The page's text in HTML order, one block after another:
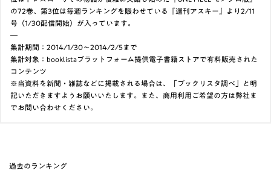
の72巻、第3位は毎週ランキングを賑わせている『週刊アスキー』より2/11
号（1/30配信開始）が入っています。
―
集計期間：2014/1/30～2014/2/5まで
集計対象：booklistaプラットフォーム提供電子書籍ストアで有料販売された
コンテンツ
※当資料を新聞・雑誌などに掲載される場合は、「ブックリスタ調べ」と明
記いただきますようお願いいたします。また、商用利用ご希望の方は弊社ま
でお問い合わせください。
過去のランキング